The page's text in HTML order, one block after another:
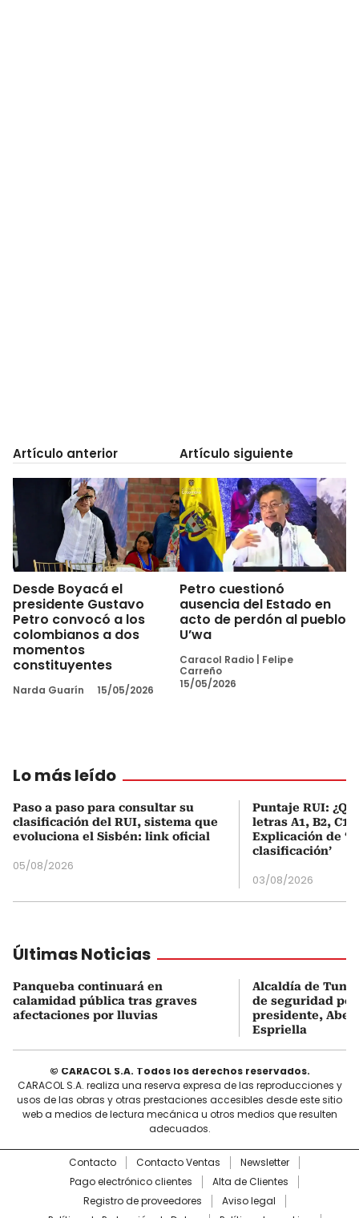
Artículo anterior
Desde Boyacá el
presidente Gustavo
Petro convocó a los
colombianos a dos
momentos
constituyentes
Narda Guarín 15/05/2026
Artículo siguiente
Petro cuestionó
ausencia del Estado en
acto de perdón al pueblo
U’wa
Caracol Radio
Felipe
Carreño
15/05/2026
Lo más leído
Paso a paso para consultar su
clasificación del RUI, sistema que
evoluciona el Sisbén: link oficial
05/08/2026
Puntaje RUI:
letras A1, B2, C1
Explicación de
clasificación’
03/08/2026
Últimas Noticias
Panqueba continuará en
calamidad pública tras graves
afectaciones por lluvias
Alcaldía de
de seguridad
presidente,
Espriella
© CARACOL S.A. Todos los derechos reservados.
CARACOL S.A. realiza una reserva expresa de las reproducciones y
usos de las obras y otras prestaciones accesibles desde este sitio
web a medios de lectura mecánica u otros medios que resulten
adecuados.
Contacto Contacto Ventas
Newsletter
Pago electrónico clientes
Alta de Clientes
Registro de proveedores
Aviso legal